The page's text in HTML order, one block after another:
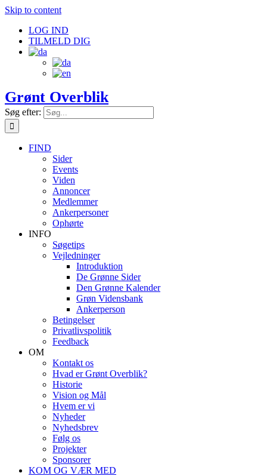
Skip to content
LOG IND
TILMELD DIG
Grønt Overblik
Søg efter:
FIND
Sider
Events
Viden
Annoncer
Medlemmer
Ankerpersoner
Ophørte
INFO
Søgetips
Vejledninger
Introduktion
De Grønne Sider
Den Grønne Kalender
Grøn Vidensbank
Ankerperson
Betingelser
Privatlivspolitik
Feedback
OM
Kontakt os
Hvad er Grønt Overblik?
Historie
Vision og Mål
Hvem er vi
Nyheder
Nyhedsbrev
Følg os
Projekter
Sponsorer
KOM OG VÆR MED